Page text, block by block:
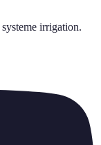
systeme irrigation.